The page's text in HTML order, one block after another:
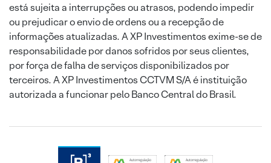
está sujeita a interrupções ou atrasos, podendo impedir
ou prejudicar o envio de ordens ou a recepção de
informações atualizadas. A XP Investimentos exime-se de
responsabilidade por danos sofridos por seus clientes,
por força de falha de serviços disponibilizados por
terceiros. A XP Investimentos CCTVM S/A é instituição
autorizada a funcionar pelo Banco Central do Brasil.